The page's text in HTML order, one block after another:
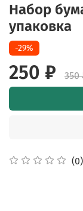
Набор
упаковка
(0)
-29%
250 ₽
350